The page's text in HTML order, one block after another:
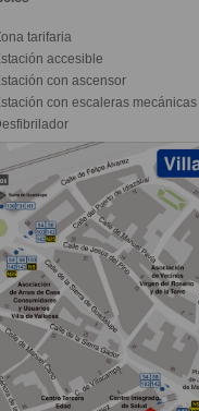
tarifaria
accesible
con ascensor
con escaleras mecánicas